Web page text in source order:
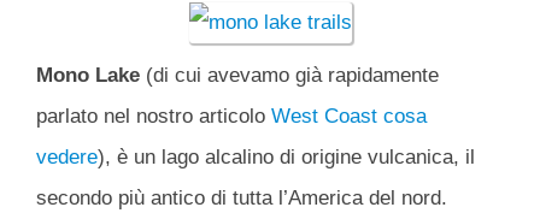
Mono Lake (di cui avevamo già rapidamente
parlato nel nostro articolo West Coast cosa
vedere), è un lago alcalino di origine vulcanica, il
secondo più antico di tutta l’America del nord.